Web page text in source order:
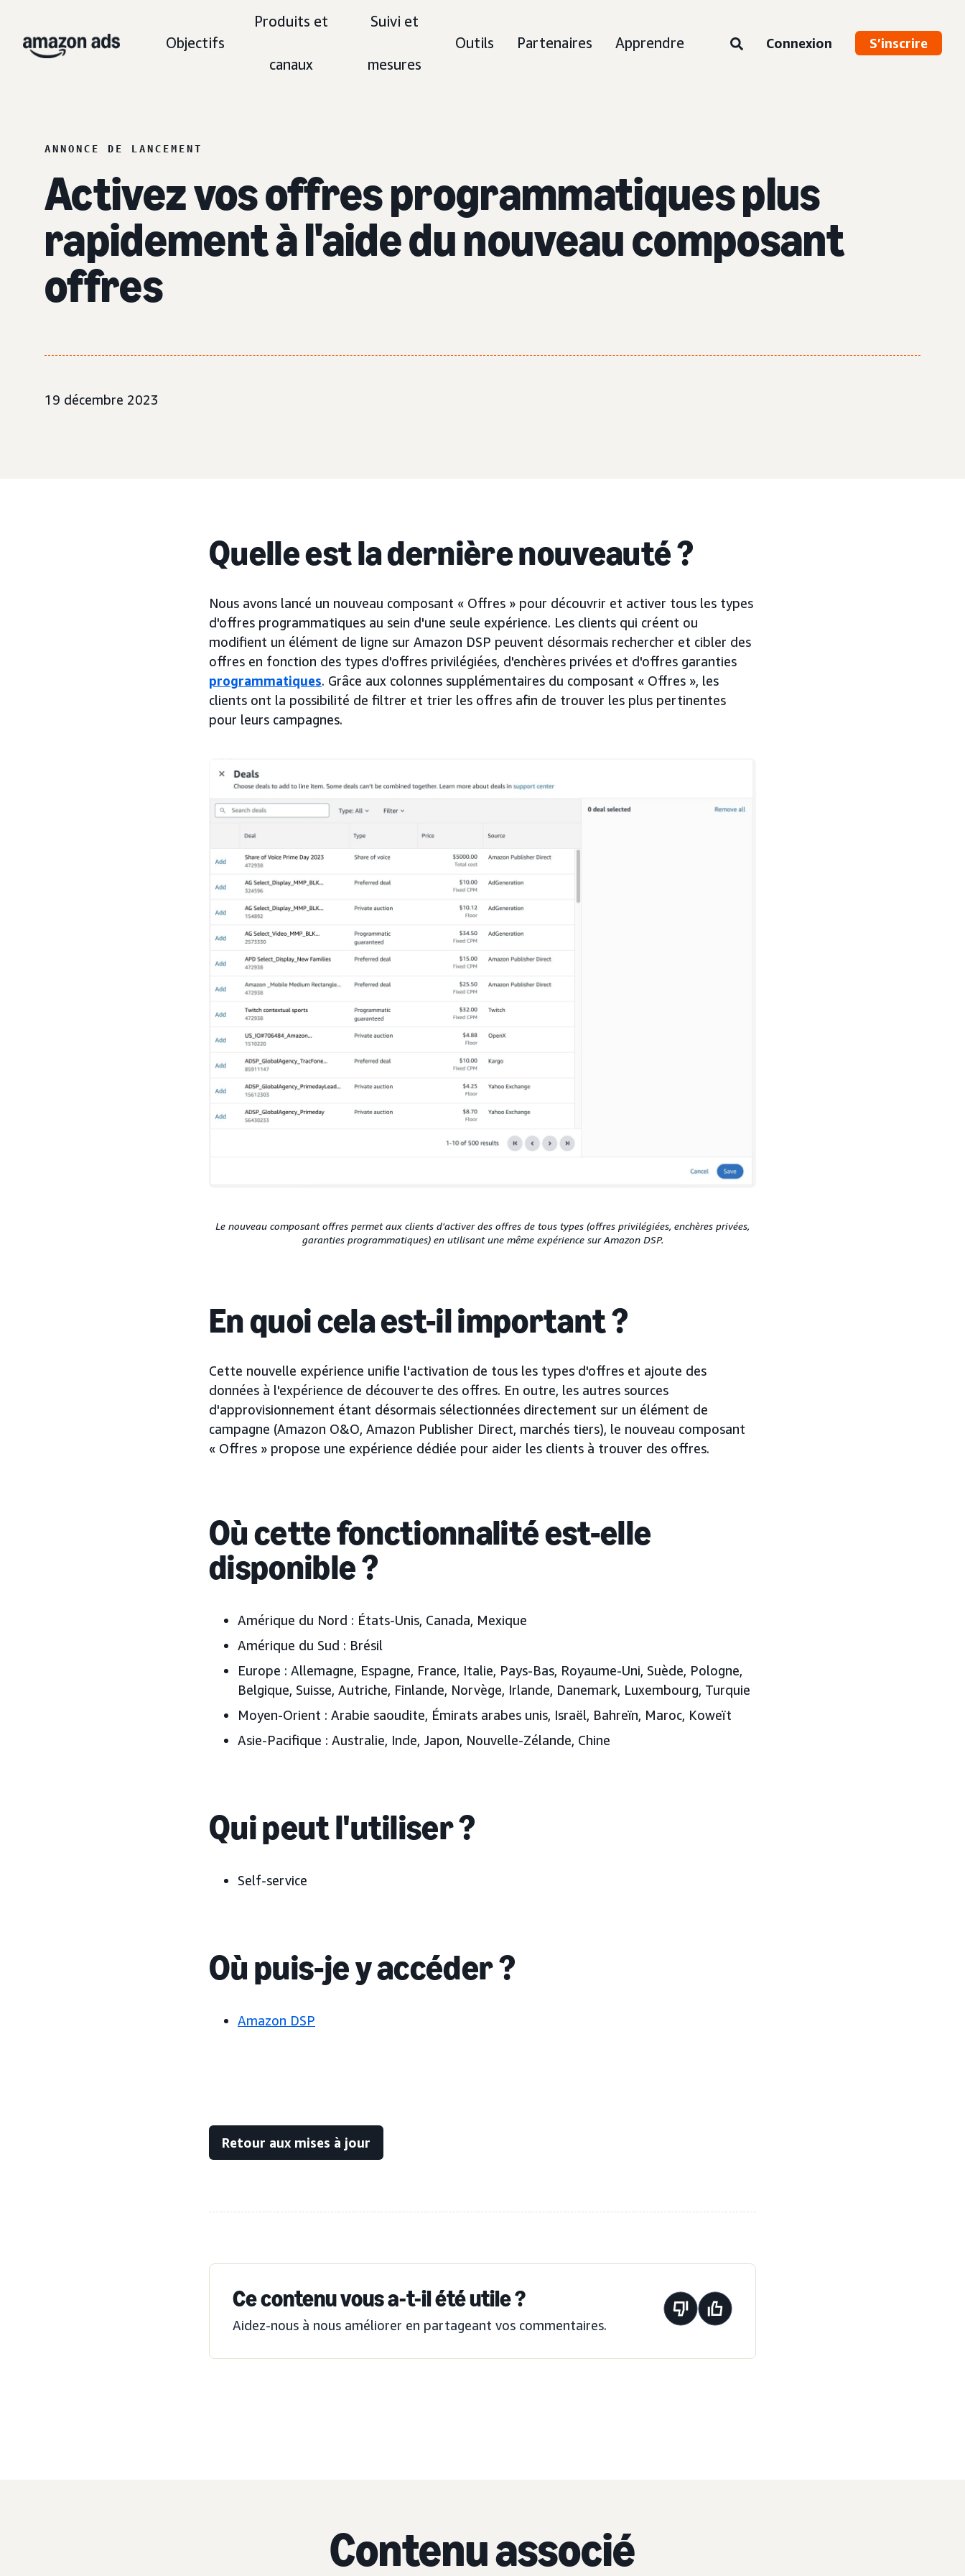
Objectifs
Produits et
canaux
Suivi et
mesures
Outils Partenaires Apprendre Connexion S’inscrire
ANNONCE DE LANCEMENT
Activez vos offres programmatiques plus
rapidement à l'aide du nouveau composant
offres
19 décembre 2023
Quelle est la dernière nouveauté ?
Nous avons lancé un nouveau composant « Offres » pour découvrir et activer tous les types
d'offres programmatiques au sein d'une seule expérience. Les clients qui créent ou
modifient un élément de ligne sur Amazon DSP peuvent désormais rechercher et cibler des
offres en fonction des types d'offres privilégiées, d'enchères privées et d'offres garanties
programmatiques. Grâce aux colonnes supplémentaires du composant « Offres », les
clients ont la possibilité de filtrer et trier les offres afin de trouver les plus pertinentes
pour leurs campagnes.
Le nouveau composant offres permet aux clients d'activer des offres de tous types (offres privilégiées, enchères privées,
garanties programmatiques) en utilisant une même expérience sur Amazon DSP.
En quoi cela est-il important ?
Cette nouvelle expérience unifie l'activation de tous les types d'offres et ajoute des
données à l'expérience de découverte des offres. En outre, les autres sources
d'approvisionnement étant désormais sélectionnées directement sur un élément de
campagne (Amazon O&O, Amazon Publisher Direct, marchés tiers), le nouveau composant
« Offres » propose une expérience dédiée pour aider les clients à trouver des offres.
Où cette fonctionnalité est-elle
disponible ?
Amérique du Nord : États-Unis, Canada, Mexique
Amérique du Sud : Brésil
Europe : Allemagne, Espagne, France, Italie, Pays-Bas, Royaume-Uni, Suède, Pologne,
Belgique, Suisse, Autriche, Finlande, Norvège, Irlande, Danemark, Luxembourg, Turquie
Moyen-Orient : Arabie saoudite, Émirats arabes unis, Israël, Bahreïn, Maroc, Koweït
Asie-Pacifique : Australie, Inde, Japon, Nouvelle-Zélande, Chine
Qui peut l'utiliser ?
Self-service
Où puis-je y accéder ?
Amazon DSP
Retour aux mises à jour
Ce contenu vous a-t-il été utile ?
Aidez-nous à nous améliorer en partageant vos commentaires.
Contenu associé